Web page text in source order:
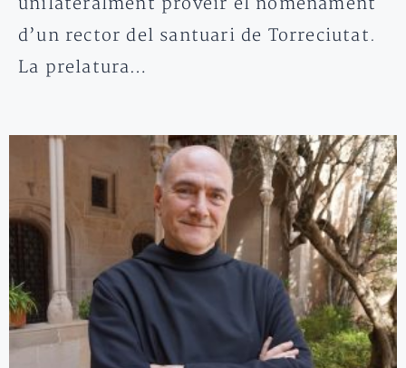
unilateralment proveir el nomenament
d’un rector del santuari de Torreciutat.
La prelatura…